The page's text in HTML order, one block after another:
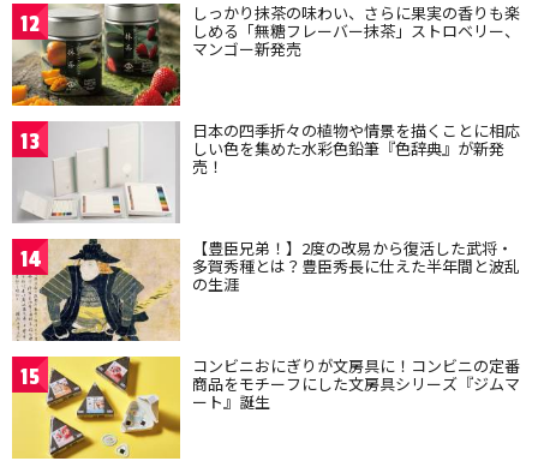
12 しっかり抹茶の味わい、さらに果実の香りも楽
しめる「無糖フレーバー抹茶」ストロベリー、
マンゴー新発売
13 日本の四季折々の植物や情景を描くことに相応
しい色を集めた水彩色鉛筆『色辞典』が新発
売！
14 【豊臣兄弟！】2度の改易から復活した武将・
多賀秀種とは？豊臣秀長に仕えた半年間と波乱
の生涯
15 コンビニおにぎりが文房具に！コンビニの定番
商品をモチーフにした文房具シリーズ『ジムマ
ート』誕生